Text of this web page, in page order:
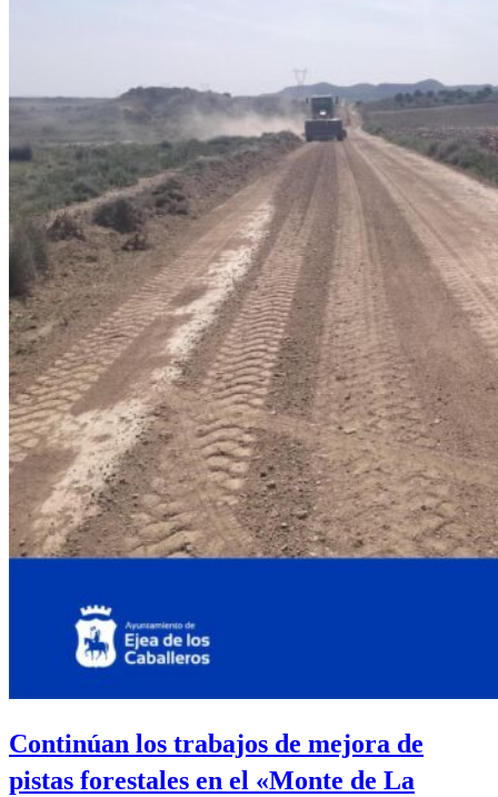
Continúan los trabajos de mejora de
pistas forestales en el «Monte de La